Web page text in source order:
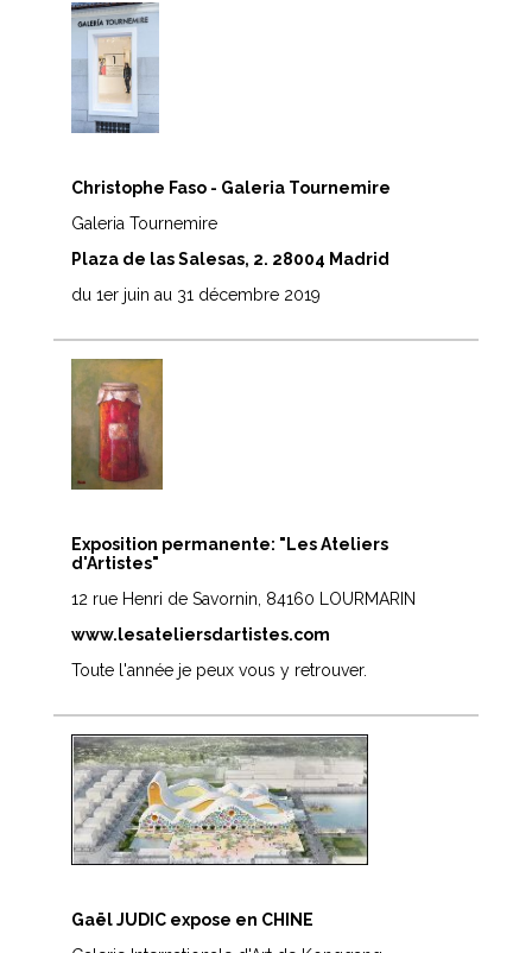
Christophe Faso - Galeria Tournemire
Galeria Tournemire
Plaza de las Salesas, 2. 28004 Madrid
du 1er juin au 31 décembre 2019
Exposition permanente: "Les Ateliers
d'Artistes"
12 rue Henri de Savornin, 84160 LOURMARIN
www.lesateliersdartistes.com
Toute l'année je peux vous y retrouver.
Gaël JUDIC expose en CHINE